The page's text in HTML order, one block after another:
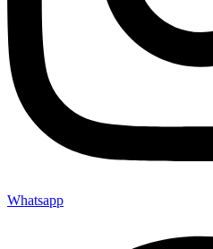
Whatsapp